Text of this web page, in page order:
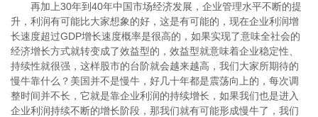
再加上30年到40年中国市场经济发展，企业管理水平不断的提
升，利润有可能比大家想象的好，这是有可能的，现在企业利润增
长速度超过GDP增长速度概率是很高的，如果实现了意味全社会的
经济增长方式就转变成了效益型的，效益型就意味着企业稳定性、
持续性就很强，这样股市的台阶就会越来越高，我们大家所期待的
慢牛靠什么？美国并不是慢牛，好几十年都是震荡向上的，每次调
整时间并不长，它就是靠企业利润的持续增长，如果我们也是进入
企业利润持续不断的增长阶段，那我们就有可能形成慢牛了，我们